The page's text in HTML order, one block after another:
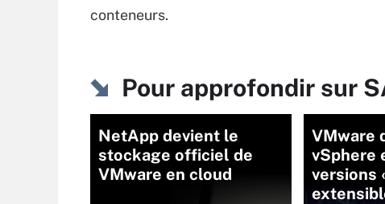
conteneurs.
Pour approfondir sur
NetApp devient le
stockage officiel de
VMware en cloud
VMware
vSphere
versions